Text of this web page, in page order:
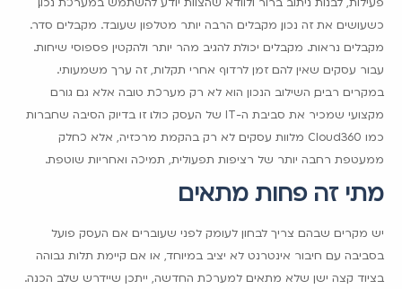
כשעושים את זה נכון, מקבלים הרבה יותר מטלפון שעובד. מקבלים סדר.
מקבלים נראות. מקבלים יכולת להגיב מהר יותר ולהקטין פספוסי שיחות.
עבור עסקים שאין להם זמן לרדוף אחרי תקלות, זה ערך משמעותי.
במקרים רבים, השילוב הנכון הוא לא רק מערכת טובה אלא גם גורם
מקצועי שמכיר את סביבת ה-IT של העסק כולו. זו בדיוק הסיבה שחברות
כמו Cloud360 מלוות עסקים לא רק בהקמת מרכזיה, אלא כחלק
ממעטפת רחבה יותר של רציפות תפעולית, תמיכה ואחריות שוטפת.
מתי זה פחות מתאים
יש מקרים שבהם צריך לבחון לעומק לפני שעוברים. אם העסק פועל
בסביבה עם חיבור אינטרנט לא יציב במיוחד, או אם קיימת תלות גבוהה
בציוד קצה ישן שלא מתאים למערכת החדשה, ייתכן שיידרש שלב הכנה.